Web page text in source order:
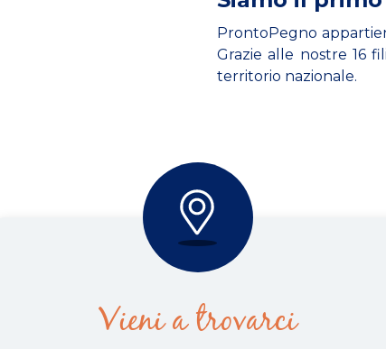
ProntoPegno
Grazie alle nostre 16
territorio nazionale.
Vieni a trovarci